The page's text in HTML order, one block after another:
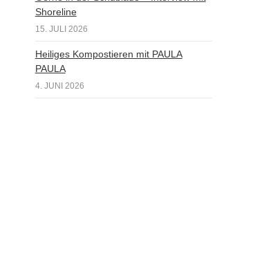
Shoreline
15. JULI 2026
Heiliges Kompostieren mit PAULA
PAULA
4. JUNI 2026